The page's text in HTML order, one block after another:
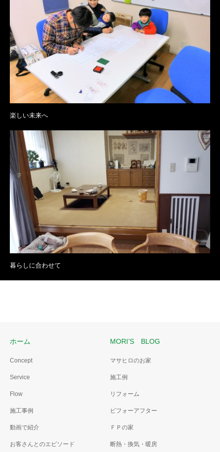
楽しい未来へ
暮らしに合わせて
ホーム
Concept
Service
Flow
施工事例
動画で紹介
お客さんとのエピソード
MORI’S BLOG
マサヒロのお家
施工例
リフォーム
ビフォーアフター
ＦＰの家
断熱・換気・暖房